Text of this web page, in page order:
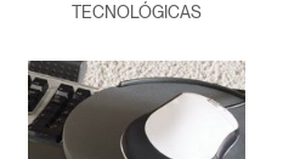
TECNOLÓGICAS